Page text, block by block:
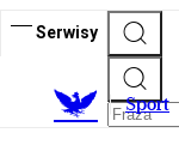
Serwisy
Sport